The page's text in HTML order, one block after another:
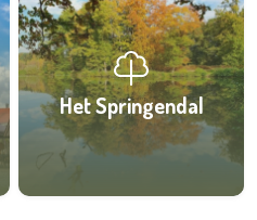
Het Springendal